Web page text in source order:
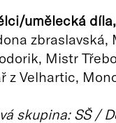
umělecká
Mistr
z Velhartic,
skupina: SŠ /